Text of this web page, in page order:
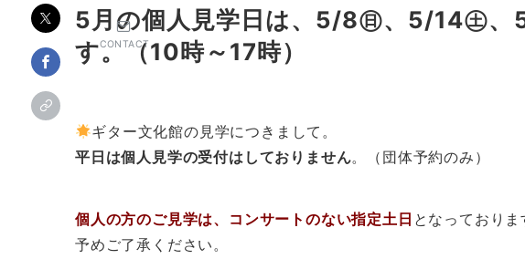
CONTACT
5月の個人見学日は、5/8㊐、5/14㊏
す。（10時～17時）
ギター文化館の見学につきまして。
平日は個人見学の受付はしておりません。（団体予約のみ）
個人の方のご見学は、コンサートのない指定土日 となっておりま
予めご了承ください。